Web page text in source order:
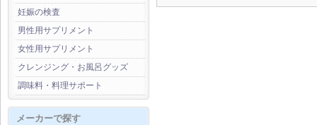
妊娠の検査
男性用サプリメント
女性用サプリメント
クレンジング・お風呂グッズ
調味料・料理サポート
メーカーで探す